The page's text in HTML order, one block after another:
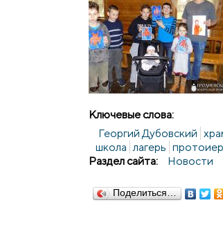
Ключевые слова:
Георгий Дубовский
школа лагерь
Раздел сайта:
Новости
Поделиться…